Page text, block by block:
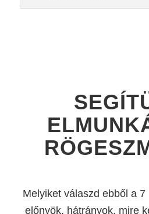
Melyiket válaszd ebből a
előnyök, hátrányok, mire